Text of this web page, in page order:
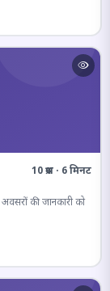
10 प्रश्न · 6 मिनट
अवसरों की जानकारी को